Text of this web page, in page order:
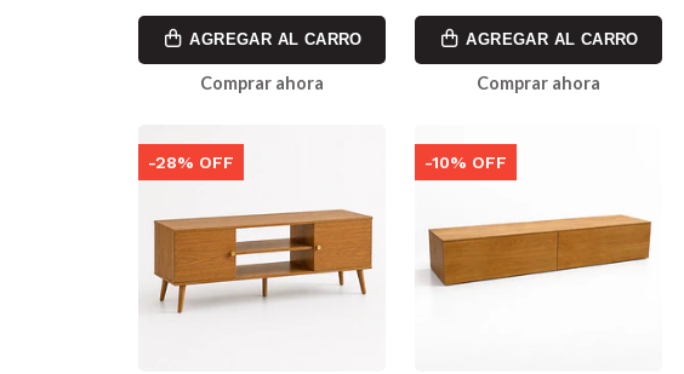
AGREGAR AL CARRO
Comprar ahora
AGREGAR AL CARRO
Comprar ahora
-28% OFF -10% OFF